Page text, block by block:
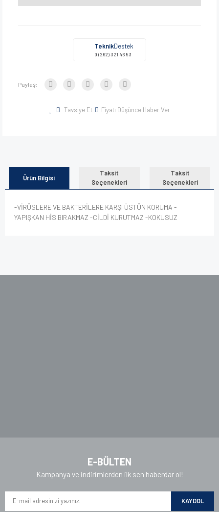
TeknikDestek
0 (262) 321 46 53
Paylaş:
Tavsiye Et Fiyatı Düşünce Haber Ver
Ürün Bilgisi
Taksit
Seçenekleri
Taksit
Seçenekleri
-VİRÜSLERE VE BAKTERİLERE KARŞI ÜSTÜN KORUMA -
YAPIŞKAN HİS BIRAKMAZ -CİLDİ KURUTMAZ -KOKUSUZ
E-BÜLTEN
Kampanya ve indirimlerden ilk sen haberdar ol!
KAYDOL